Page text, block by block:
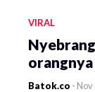
VIRAL
Batok.co - Nov